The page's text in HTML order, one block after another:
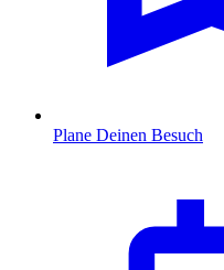
Plane Deinen Besuch